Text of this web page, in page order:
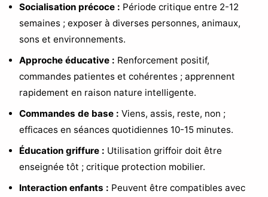
Socialisation précoce : Période critique entre 2-12
semaines ; exposer à diverses personnes, animaux,
sons et environnements.
Approche éducative : Renforcement positif,
commandes patientes et cohérentes ; apprennent
rapidement en raison nature intelligente.
Commandes de base : Viens, assis, reste, non ;
efficaces en séances quotidiennes 10-15 minutes.
Éducation griffure : Utilisation griffoir doit être
enseignée tôt ; critique protection mobilier.
Interaction enfants : Peuvent être compatibles avec